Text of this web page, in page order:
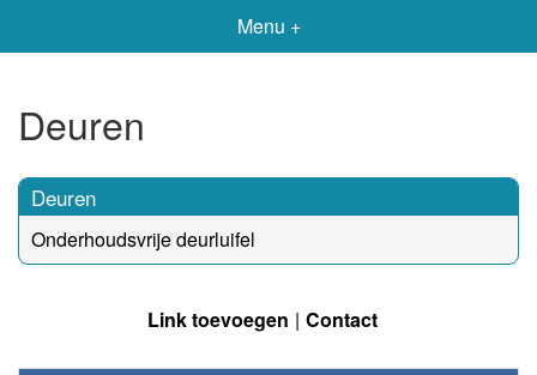
Menu +
Deuren
Deuren
Onderhoudsvrije deurluifel
Link toevoegen Contact